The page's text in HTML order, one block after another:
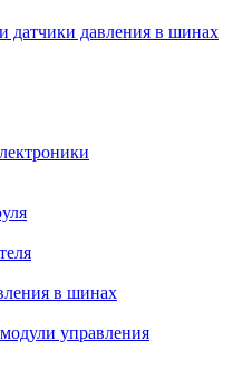
датчики давления в шинах
в шинах
управления